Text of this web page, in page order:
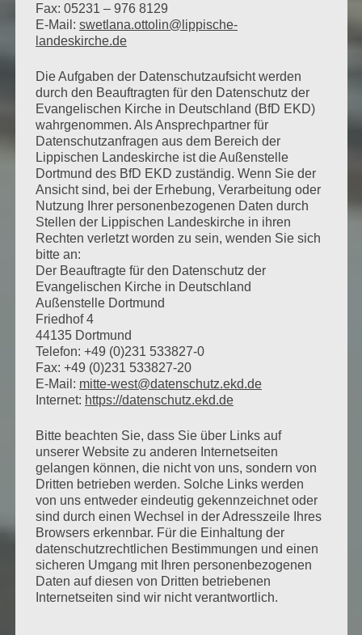
Fax: 05231 – 976 8129
E-Mail: swetlana.ottolin@lippische-
landeskirche.de
Die Aufgaben der Datenschutzaufsicht werden
durch den Beauftragten für den Datenschutz der
Evangelischen Kirche in Deutschland (BfD EKD)
wahrgenommen. Als Ansprechpartner für
Datenschutzanfragen aus dem Bereich der
Lippischen Landeskirche ist die Außenstelle
Dortmund des BfD EKD zuständig. Wenn Sie der
Ansicht sind, bei der Erhebung, Verarbeitung oder
Nutzung Ihrer personenbezogenen Daten durch
Stellen der Lippischen Landeskirche in ihren
Rechten verletzt worden zu sein, wenden Sie sich
bitte an:
Der Beauftragte für den Datenschutz der
Evangelischen Kirche in Deutschland
Außenstelle Dortmund
Friedhof 4
44135 Dortmund
Telefon: +49 (0)231 533827-0
Fax: +49 (0)231 533827-20
E-Mail: mitte-west@datenschutz.ekd.de
Internet: https://datenschutz.ekd.de
Bitte beachten Sie, dass Sie über Links auf
unserer Website zu anderen Internetseiten
gelangen können, die nicht von uns, sondern von
Dritten betrieben werden. Solche Links werden
von uns entweder eindeutig gekennzeichnet oder
sind durch einen Wechsel in der Adresszeile Ihres
Browsers erkennbar. Für die Einhaltung der
datenschutzrechtlichen Bestimmungen und einen
sicheren Umgang mit Ihren personenbezogenen
Daten auf diesen von Dritten betriebenen
Internetseiten sind wir nicht verantwortlich.